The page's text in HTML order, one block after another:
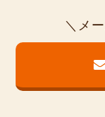
メ